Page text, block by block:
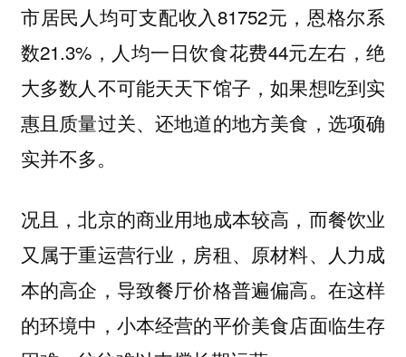
市居民人均可支配收入81752元，恩格尔系
数21.3%，人均一日饮食花费44元左右，绝
大多数人不可能天天下馆子 ，如果想吃到实
惠且质量过关、还地道的地方美食，选项确
实并不多。
况且，北京的商业用地成本较高，而餐饮业
又属于重运营行业，房租、原材料、人力成
本的高企，导致餐厅价格普遍偏高。在这样
的环境中，小本经营的平价美食店面临生存